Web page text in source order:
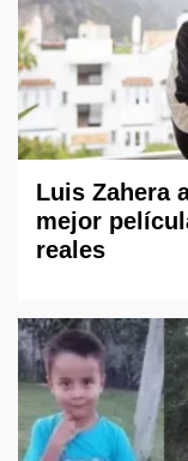
Luis Zahera
mejor
reales